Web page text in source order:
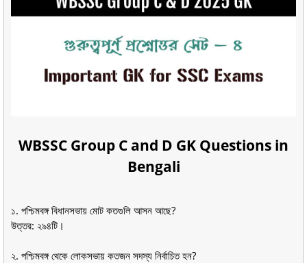
WBSSC Group C and D GK Questions in
Bengali
১. পশ্চিমবঙ্গ বিধানসভায় মোট কতগুলি আসন আছে?
উত্তর: ২৯৪টি।
২. পশ্চিমবঙ্গ থেকে লোকসভায় কতজন সদস্য নির্বাচিত হন?